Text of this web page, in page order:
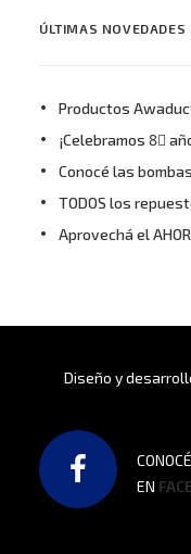
ÚLTIMAS NOVEDADES
Productos
¡Celebramos 8⃣
Conocé las
TODOS los
Aprovechá el
Diseño y
EN